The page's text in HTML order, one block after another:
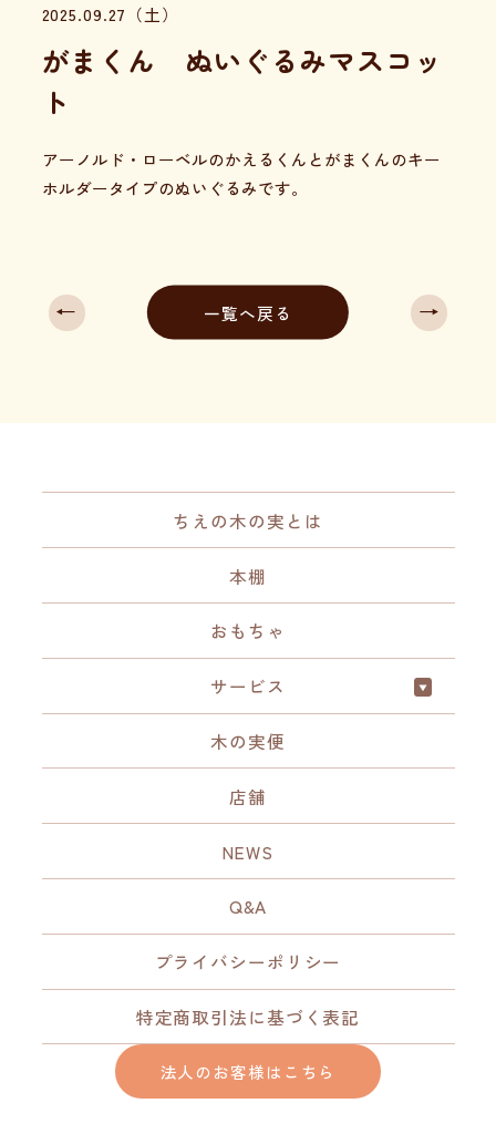
2025.09.27（土）
がまくん ぬいぐるみマスコッ
ト
アーノルド・ローベルのかえるくんとがまくんのキー
ホルダータイプのぬいぐるみです。
← →
一覧へ戻る
法人のお客様はこちら
ちえの木の実とは
本棚
おもちゃ
サービス
木の実便
店舗
NEWS
Q&A
プライバシーポリシー
特定商取引法に基づく表記